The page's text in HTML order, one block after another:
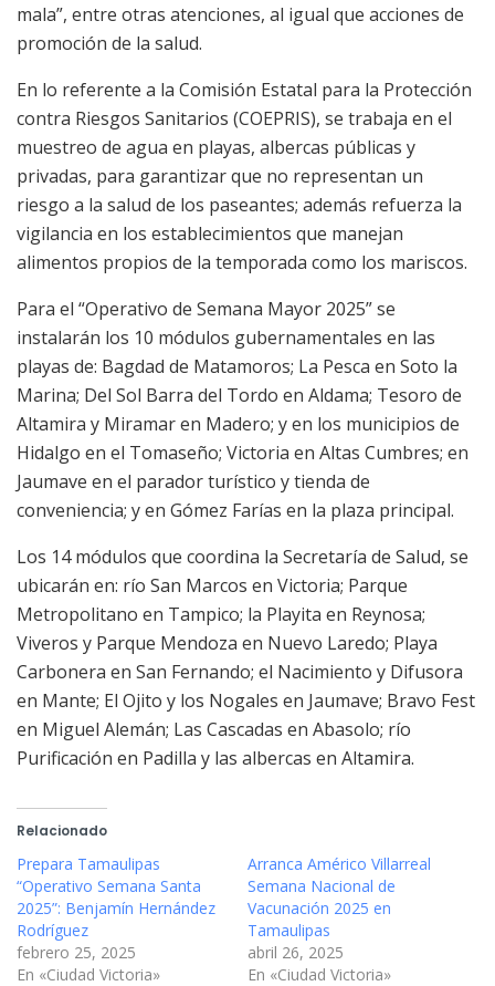
mala”, entre otras atenciones, al igual que acciones de
promoción de la salud.
En lo referente a la Comisión Estatal para la Protección
contra Riesgos Sanitarios (COEPRIS), se trabaja en el
muestreo de agua en playas, albercas públicas y
privadas, para garantizar que no representan un
riesgo a la salud de los paseantes; además refuerza la
vigilancia en los establecimientos que manejan
alimentos propios de la temporada como los mariscos.
Para el “Operativo de Semana Mayor 2025” se
instalarán los 10 módulos gubernamentales en las
playas de: Bagdad de Matamoros; La Pesca en Soto la
Marina; Del Sol Barra del Tordo en Aldama; Tesoro de
Altamira y Miramar en Madero; y en los municipios de
Hidalgo en el Tomaseño; Victoria en Altas Cumbres; en
Jaumave en el parador turístico y tienda de
conveniencia; y en Gómez Farías en la plaza principal.
Los 14 módulos que coordina la Secretaría de Salud, se
ubicarán en: río San Marcos en Victoria; Parque
Metropolitano en Tampico; la Playita en Reynosa;
Viveros y Parque Mendoza en Nuevo Laredo; Playa
Carbonera en San Fernando; el Nacimiento y Difusora
en Mante; El Ojito y los Nogales en Jaumave; Bravo Fest
en Miguel Alemán; Las Cascadas en Abasolo; río
Purificación en Padilla y las albercas en Altamira.
Relacionado
Prepara Tamaulipas
“Operativo Semana Santa
2025”: Benjamín Hernández
Rodríguez
febrero 25, 2025
En «Ciudad Victoria»
Arranca Américo Villarreal
Semana Nacional de
Vacunación 2025 en
Tamaulipas
abril 26, 2025
En «Ciudad Victoria»